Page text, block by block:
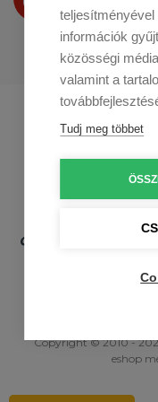
a
Copyright © 2010 -
eshop
információk
közösségi
valamint a
Tudj meg többet